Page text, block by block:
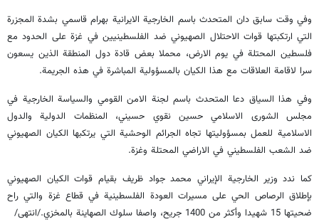
وفي وقت سابق دان المتحدث باسم الخارجية الايرانية بهرام قاسمي بشدة المجزرة
التي ارتكبتها قوات الاحتلال الصهيوني ضد الفلسطينيين في غزة على الحدود مع
فلسطين المحتلة في يوم الارض، محملا بعض قادة دول المنطقة الذين يسعون
سرا لاقامة العلاقات مع هذا الكيان بالمسؤولية المباشرة في هذه الجريمة.
وفي هذا السياق دعا المتحدث باسم لجنة الامن القومي والسياسة الخارجية في
مجلس الشورى الاسلامي حسين نقوي حسيني، المنظمات الدولية والدول
الاسلامية للعمل بمسؤوليتها تجاه الجرائم الوحشية التي يرتكبها الكيان الصهيوني
ضد الشعب الفلسطيني في الاراضي المحتلة وغزة.
كما ندد وزير الخارجية الإيراني محمد جواد ظريف بقيام قوات الكيان الصهيوني
بإطلاق الرصاص الحي على مسيرات العودة الفلسطينية في قطاع غزة والتي راح
ضحيتها 15 شهيدا وأكثر من 1400 جريح، واصفا سلوك الصهاينة بالمخزي./انتهى/